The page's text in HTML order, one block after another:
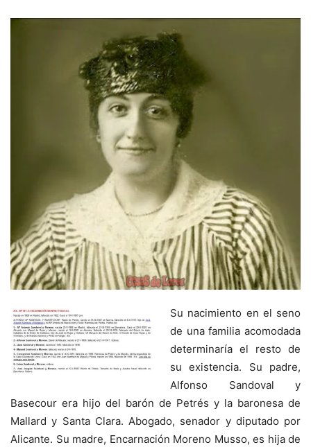
Su nacimiento en el seno
de una familia acomodada
determinaría el resto de
su existencia. Su padre,
Alfonso Sandoval y
Basecour era hijo del barón de Petrés y la baronesa de
Mallard y Santa Clara. Abogado, senador y diputado por
Alicante. Su madre, Encarnación Moreno Musso, es hija de